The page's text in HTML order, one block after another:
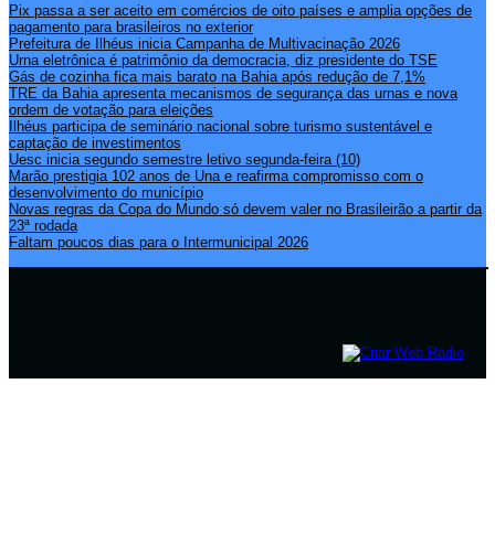
Pix passa a ser aceito em comércios de oito países e amplia opções de
pagamento para brasileiros no exterior
Prefeitura de Ilhéus inicia Campanha de Multivacinação 2026
Urna eletrônica é patrimônio da democracia, diz presidente do TSE
Gás de cozinha fica mais barato na Bahia após redução de 7,1%
TRE da Bahia apresenta mecanismos de segurança das urnas e nova
ordem de votação para eleições
Ilhéus participa de seminário nacional sobre turismo sustentável e
captação de investimentos
Uesc inicia segundo semestre letivo segunda-feira (10)
Marão prestigia 102 anos de Una e reafirma compromisso com o
desenvolvimento do município
Novas regras da Copa do Mundo só devem valer no Brasileirão a partir da
23ª rodada
Faltam poucos dias para o Intermunicipal 2026